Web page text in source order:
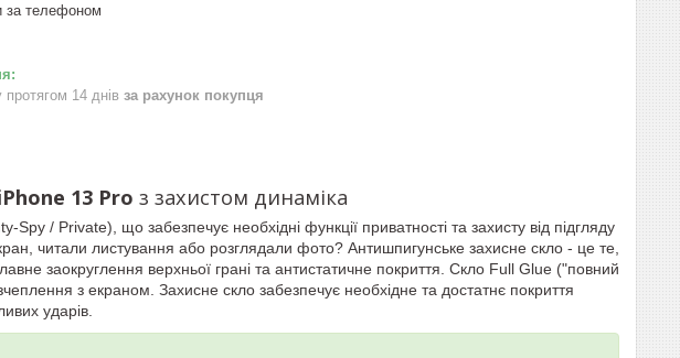
за телефоном
14 днів за рахунок покупця
13 Pro з захистом динаміка
Spy / Private), що забезпечує необхідні функції приватності та захисту від підгляду
читали листування або розглядали фото? Антишпигунське захисне скло - це те,
заокруглення верхньої грані та антистатичне покриття. Скло Full Glue ("повний
з екраном. Захисне скло забезпечує необхідне та достатнє покриття
ударів.